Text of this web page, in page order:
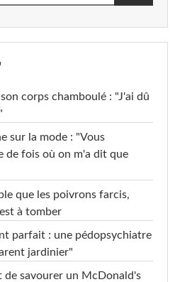
corps chamboulé : "J'ai dû
sur la mode : "Vous
de fois où on m'a dit que
que les poivrons farcis,
à tomber
parfait : une pédopsychiatre
jardinier"
de savourer un McDonald's